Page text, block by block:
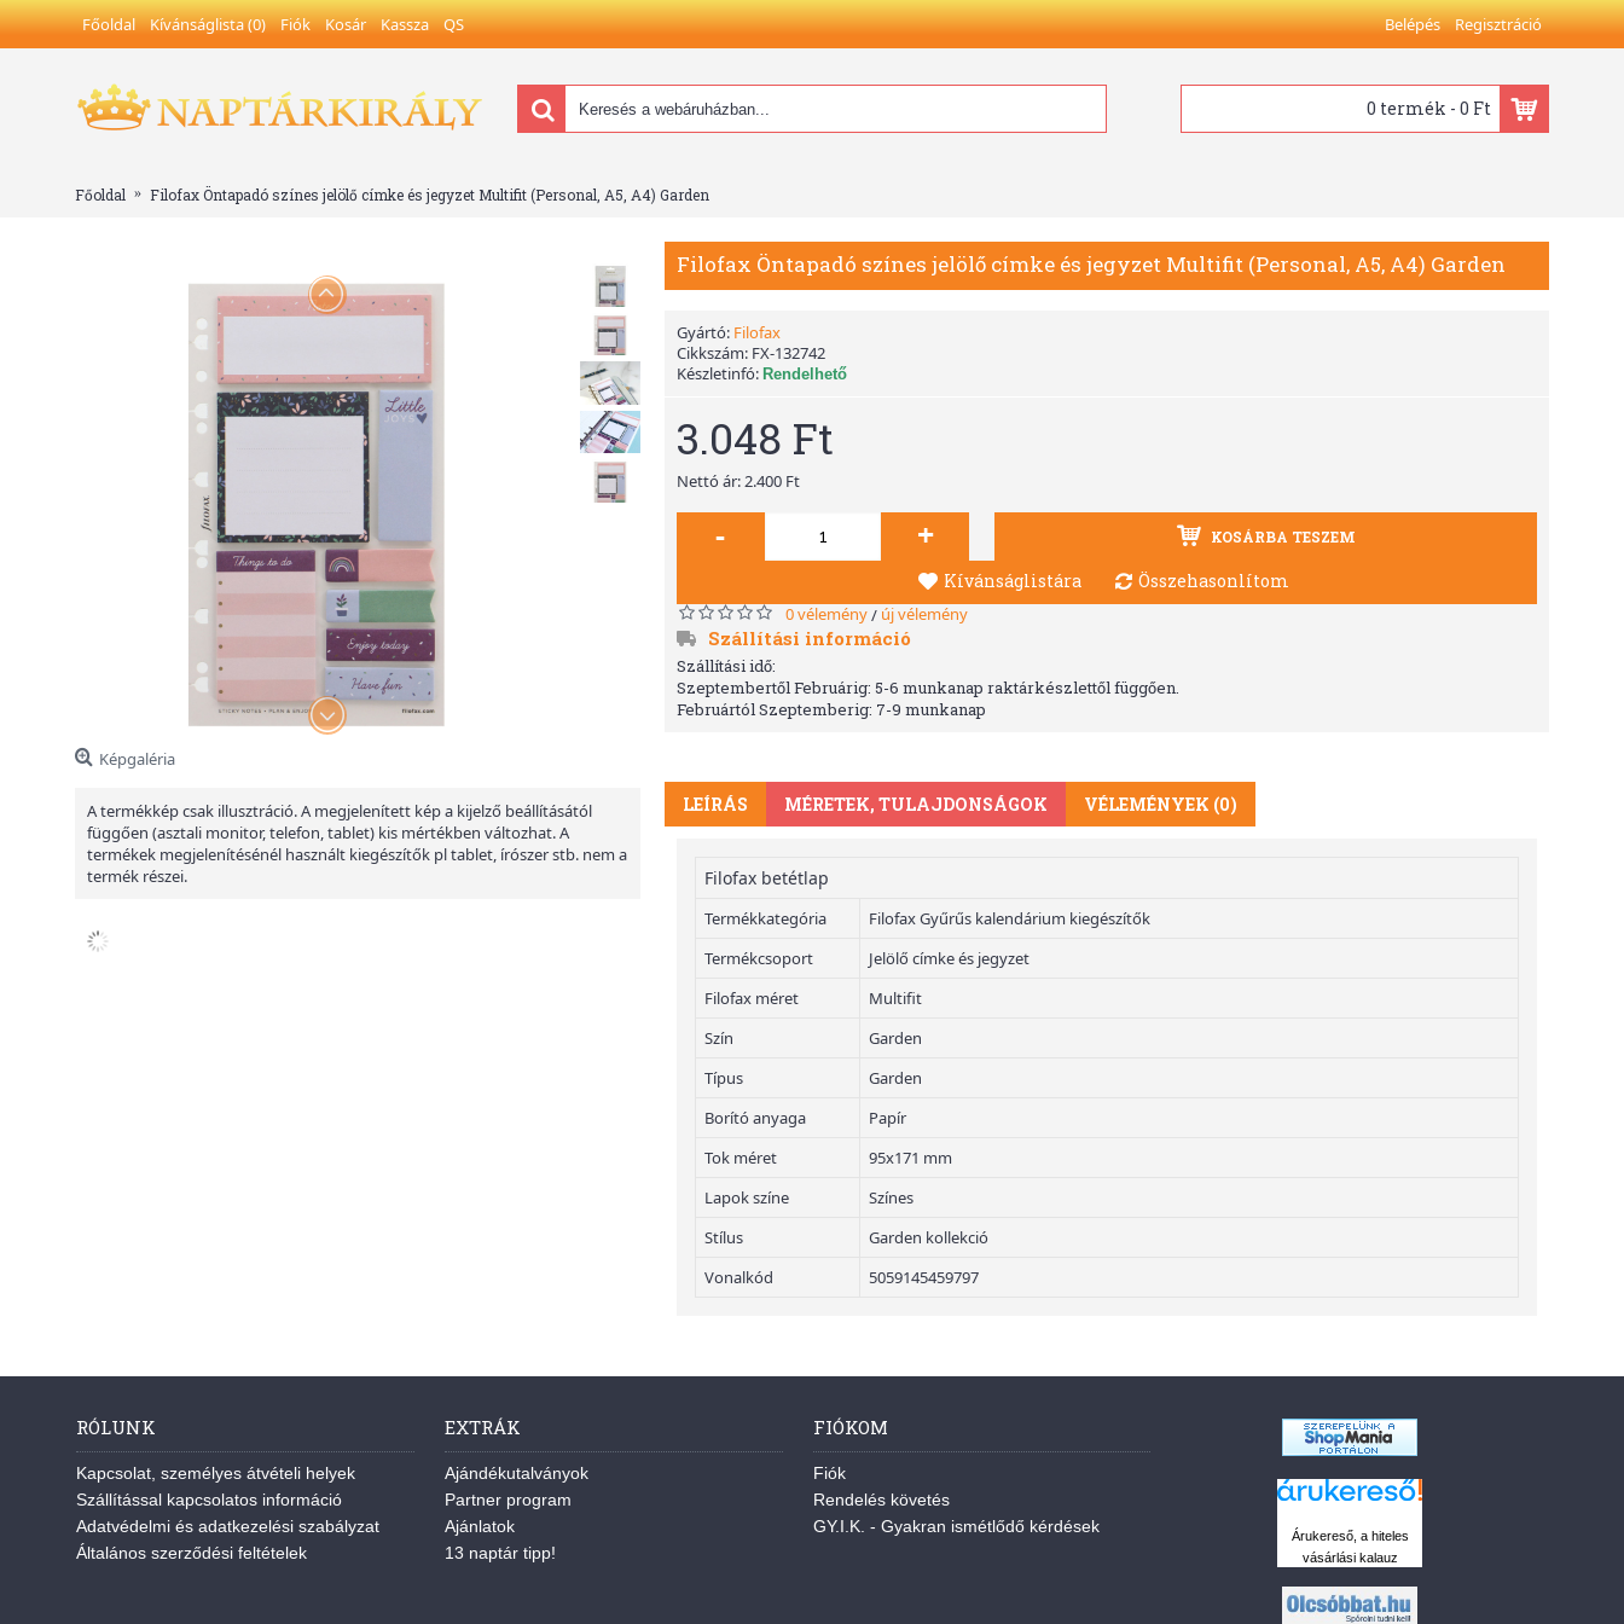
Főoldal Kívánságlista (0) Fiók Kosár Kassza QS Belépés Regisztráció
0 termék - 0 Ft
Főoldal Filofax Öntapadó színes jelölő címke és jegyzet Multifit (Personal, A5, A4) Garden
Képgaléria
A termékkép csak illusztráció. A megjelenített kép a kijelző beállításától
függően (asztali monitor, telefon, tablet) kis mértékben változhat. A
termékek megjelenítésénél használt kiegészítők pl tablet, írószer stb. nem a
termék részei.
Filofax Öntapadó színes jelölő címke és jegyzet Multifit (Personal, A5, A4) Garden
Gyártó: Filofax
Cikkszám: FX-132742
Készletinfó: Rendelhető
3.048 Ft
Nettó ár: 2.400 Ft
- + KOSÁRBA TESZEM
Kívánságlistára Összehasonlítom
0 vélemény/ új vélemény
Szállítási információ
Szállítási idő:
Szeptembertől Februárig: 5-6 munkanap raktárkészlettől függően.
Februártól Szeptemberig: 7-9 munkanap
LEÍRÁS MÉRETEK, TULAJDONSÁGOK VÉLEMÉNYEK (0)
Filofax betétlap
Termékkategória
Filofax Gyűrűs kalendárium kiegészítők
Termékcsoport
Jelölő címke és jegyzet
Filofax méret
Multifit
Szín
Garden
Típus
Garden
Borító anyaga
Papír
Tok méret
95x171 mm
Lapok színe
Színes
Stílus
Garden kollekció
Vonalkód
5059145459797
RÓLUNK
Kapcsolat, személyes átvételi helyek
Szállítással kapcsolatos információ
Adatvédelmi és adatkezelési szabályzat
Általános szerződési feltételek
EXTRÁK
Ajándékutalványok
Partner program
Ajánlatok
13 naptár tipp!
FIÓKOM
Fiók
Rendelés követés
GY.I.K. - Gyakran ismétlődő kérdések
Árukereső, a hiteles
vásárlási kalauz